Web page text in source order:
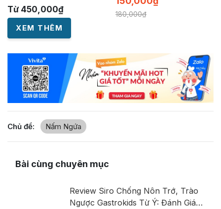
Từ 450,000₫ 180,000₫
XEM THÊM
Chủ đề: Nấm Ngứa
Bài cùng chuyên mục
Review Siro Chống Nôn Trớ, Trào
Ngược Gastrokids Từ Ý: Đánh Giá